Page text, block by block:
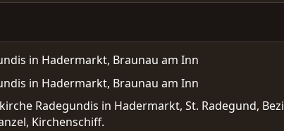
in Hadermarkt, Braunau am Inn
in Hadermarkt, Braunau am Inn
Radegundis in Hadermarkt, St. Radegund,
Kirchenschiff.